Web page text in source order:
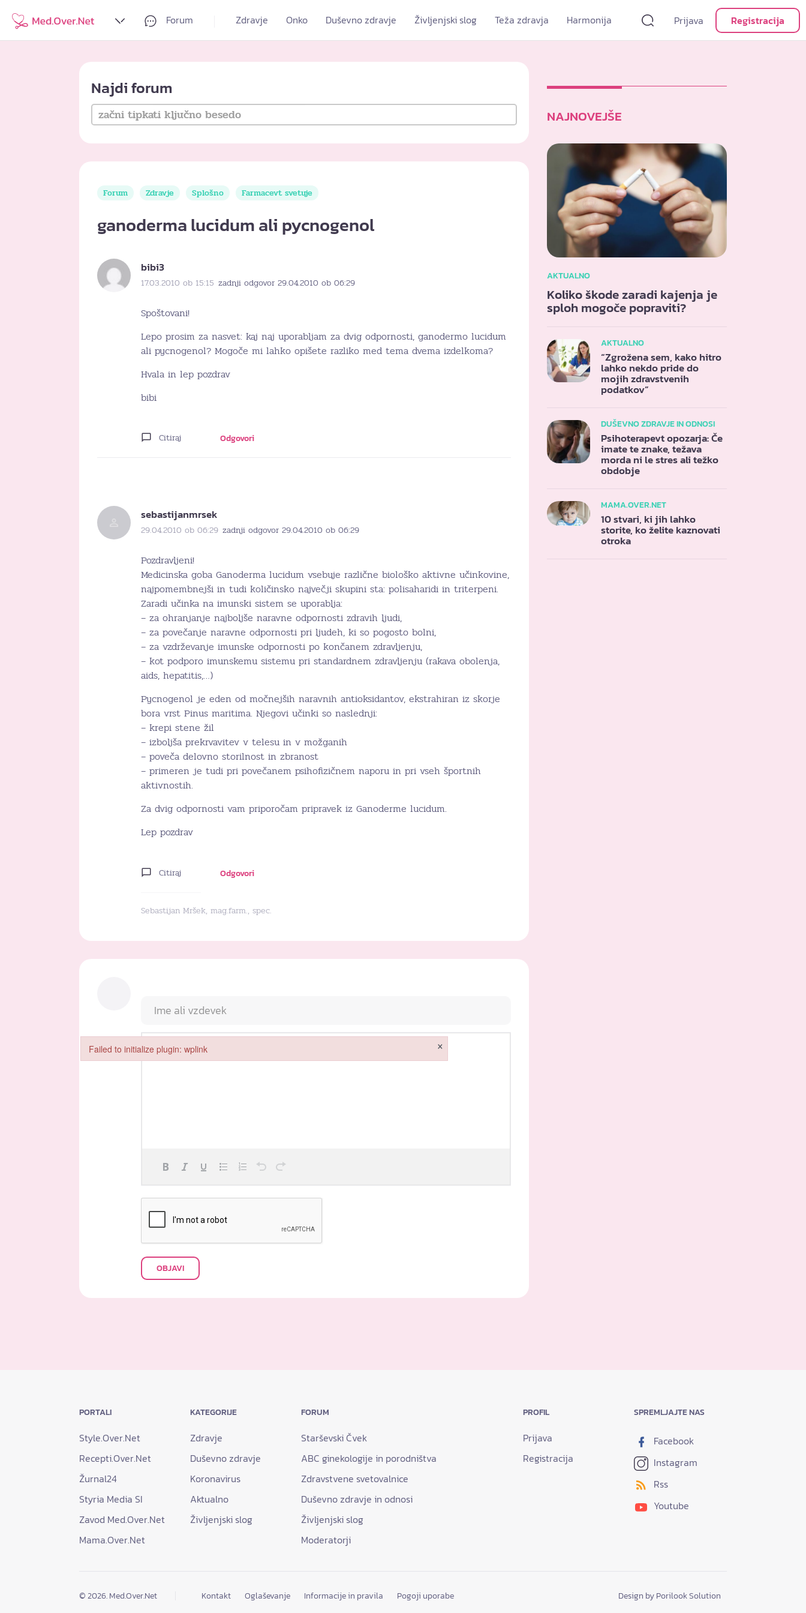
Forum Zdravje Onko Duševno zdravje Življenjski slog Teža zdravja Harmonija Prijava Registracija
Najdi forum
Forum Zdravje Splošno Farmacevt svetuje
ganoderma lucidum ali pycnogenol
bibi3
17.03.2010 ob 15:15 zadnji odgovor 29.04.2010 ob 06:29
Spoštovani!
Lepo prosim za nasvet: kaj naj uporabljam za dvig odpornosti, ganodermo lucidum
ali pycnogenol? Mogoče mi lahko opišete razliko med tema dvema izdelkoma?
Hvala in lep pozdrav
bibi
Citiraj Odgovori
sebastijanmrsek
29.04.2010 ob 06:29 zadnji odgovor 29.04.2010 ob 06:29
Pozdravljeni!
Medicinska goba Ganoderma lucidum vsebuje različne biološko aktivne učinkovine,
najpomembnejši in tudi količinsko največji skupini sta: polisaharidi in triterpeni.
Zaradi učinka na imunski sistem se uporablja:
– za ohranjanje najboljše naravne odpornosti zdravih ljudi,
– za povečanje naravne odpornosti pri ljudeh, ki so pogosto bolni,
– za vzdrževanje imunske odpornosti po končanem zdravljenju,
– kot podporo imunskemu sistemu pri standardnem zdravljenju (rakava obolenja,
aids, hepatitis,…)
Pycnogenol je eden od močnejših naravnih antioksidantov, ekstrahiran iz skorje
bora vrst Pinus maritima. Njegovi učinki so naslednji:
– krepi stene žil
– izboljša prekrvavitev v telesu in v možganih
– poveča delovno storilnost in zbranost
– primeren je tudi pri povečanem psihofizičnem naporu in pri vseh športnih
aktivnostih.
Za dvig odpornosti vam priporočam pripravek iz Ganoderme lucidum.
Lep pozdrav
Citiraj Odgovori
Sebastijan Mršek, mag.farm., spec.
OBJAVI
NAJNOVEJŠE
AKTUALNO
Koliko škode zaradi kajenja je
sploh mogoče popraviti?
AKTUALNO
“Zgrožena sem, kako hitro
lahko nekdo pride do
mojih zdravstvenih
podatkov”
DUŠEVNO ZDRAVJE IN ODNOSI
Psihoterapevt opozarja: Če
imate te znake, težava
morda ni le stres ali težko
obdobje
MAMA.OVER.NET
10 stvari, ki jih lahko
storite, ko želite kaznovati
otroka
PORTALI
Style.Over.Net
Recepti.Over.Net
Žurnal24
Styria Media SI
Zavod Med.Over.Net
Mama.Over.Net
KATEGORIJE
Zdravje
Duševno zdravje
Koronavirus
Aktualno
Življenjski slog
FORUM
Starševski Čvek
ABC ginekologije in porodništva
Zdravstvene svetovalnice
Duševno zdravje in odnosi
Življenjski slog
Moderatorji
PROFIL
Prijava
Registracija
SPREMLJAJTE NAS
Facebook
Instagram
Rss
Youtube
© 2026. Med.Over.Net Kontakt Oglaševanje Informacije in pravila Pogoji uporabe Design by Porilook Solution
Failed to initialize plugin: wplink ×
Failed to initialize plugin: wplink